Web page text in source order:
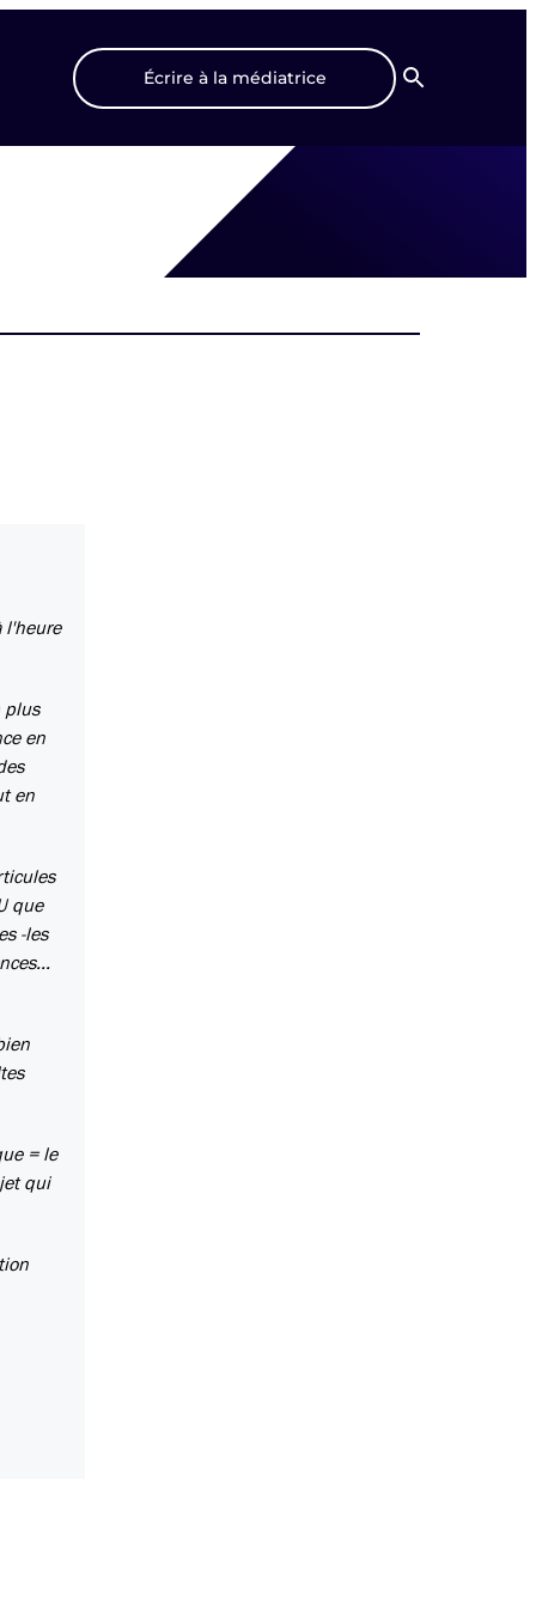
Écrire à la médiatrice
Recherche
l'heure
plus
en
en
que
-les
= le
qui